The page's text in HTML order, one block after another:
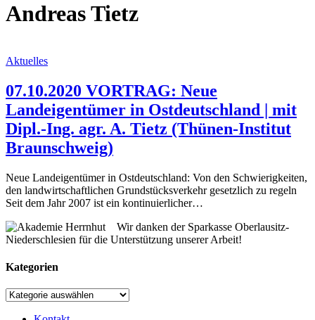
Andreas Tietz
Aktuelles
07.10.2020 VORTRAG: Neue
Landeigentümer in Ostdeutschland | mit
Dipl.-Ing. agr. A. Tietz (Thünen-Institut
Braunschweig)
Neue Landeigentümer in Ostdeutschland: Von den Schwierigkeiten,
den landwirtschaftlichen Grundstücksverkehr gesetzlich zu regeln
Seit dem Jahr 2007 ist ein kontinuierlicher…
Wir danken der Sparkasse Oberlausitz-
Niederschlesien für die Unterstützung unserer Arbeit!
Kategorien
Kategorien